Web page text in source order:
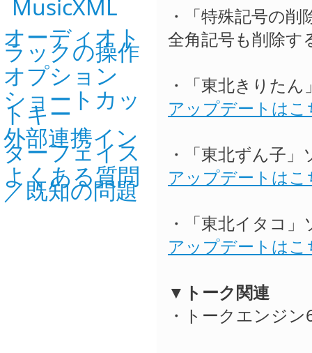
MusicXML
オーディオト
ラックの操作
オプション
ショートカッ
トキー
外部連携イン
ターフェイス
よくある質問
／既知の問題
・「特殊記号の
全角記号も削除す
・「東北きりた
アップデートはこ
・「東北ずん子
アップデートはこ
・「東北イタコ
アップデートはこ
▼トーク関連
・トークエンジ